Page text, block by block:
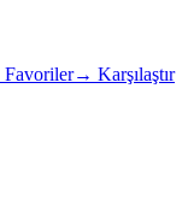
Favoriler→ Karşılaştır